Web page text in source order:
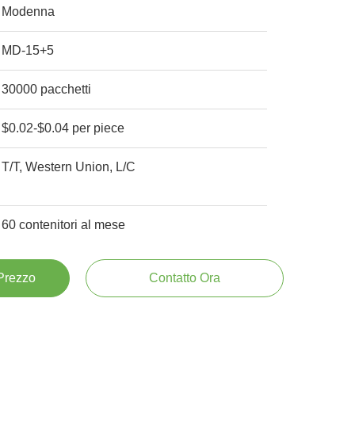
Modenna
MD-15+5
30000 pacchetti
$0.02-$0.04 per piece
T/T, Western Union, L/C
60 contenitori al mese
Contatto Ora